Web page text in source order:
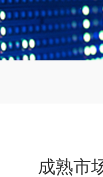
成熟市